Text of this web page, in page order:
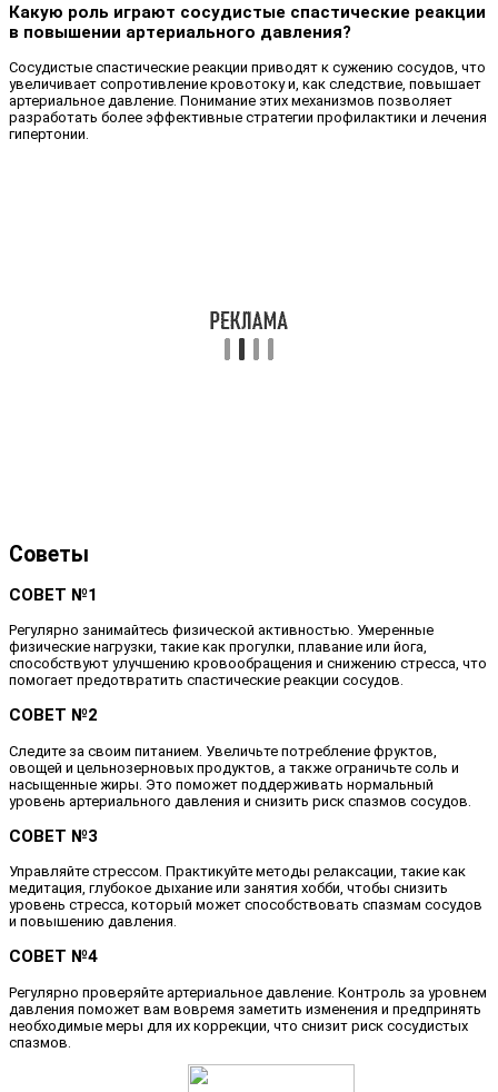
Какую роль играют сосудистые спастические реакции
в повышении артериального давления?
Сосудистые спастические реакции приводят к сужению сосудов, что
увеличивает сопротивление кровотоку и, как следствие, повышает
артериальное давление. Понимание этих механизмов позволяет
разработать более эффективные стратегии профилактики и лечения
гипертонии.
Советы
СОВЕТ №1
Регулярно занимайтесь физической активностью. Умеренные
физические нагрузки, такие как прогулки, плавание или йога,
способствуют улучшению кровообращения и снижению стресса, что
помогает предотвратить спастические реакции сосудов.
СОВЕТ №2
Следите за своим питанием. Увеличьте потребление фруктов,
овощей и цельнозерновых продуктов, а также ограничьте соль и
насыщенные жиры. Это поможет поддерживать нормальный
уровень артериального давления и снизить риск спазмов сосудов.
СОВЕТ №3
Управляйте стрессом. Практикуйте методы релаксации, такие как
медитация, глубокое дыхание или занятия хобби, чтобы снизить
уровень стресса, который может способствовать спазмам сосудов
и повышению давления.
СОВЕТ №4
Регулярно проверяйте артериальное давление. Контроль за уровнем
давления поможет вам вовремя заметить изменения и предпринять
необходимые меры для их коррекции, что снизит риск сосудистых
спазмов.